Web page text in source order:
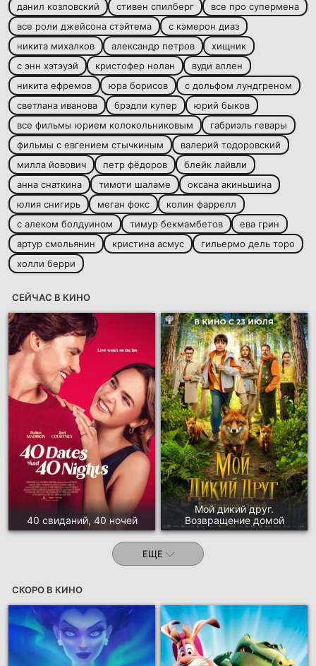
данил козловский
стивен спилберг
все про супермена
все роли джейсона стэйтема
с кэмерон диаз
никита михалков
александр петров
хищник
с энн хэтэуэй
кристофер нолан
вуди аллен
никита ефремов
юра борисов
с дольфом лундгреном
светлана иванова
брэдли купер
юрий быков
все фильмы юрием колокольниковым
габриэль гевары
фильмы с евгением стычкиным
валерий тодоровский
милла йовович
петр фёдоров
блейк лайвли
анна снаткина
тимоти шаламе
оксана акиньшина
юлия снигирь
меган фокс
колин фаррелл
с алеком болдуином
тимур бекмамбетов
ева грин
артур смольянин
кристина асмус
гильермо дель торо
холли берри
СЕЙЧАС В КИНО
40 свиданий, 40 ночей
Мой дикий друг.
Возвращение домой
ЕЩЕ
СКОРО В КИНО